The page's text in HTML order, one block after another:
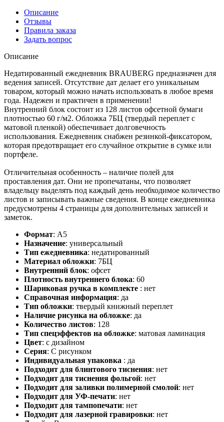
Описание
Отзывы
Правила заказа
Задать вопрос
Описание
Недатированный ежедневник BRAUBERG предназначен для
ведения записей. Отсутствие дат делает его уникальным
товаром, который можно начать использовать в любое время
года. Надежен и практичен в применении!
Внутренний блок состоит из 128 листов офсетной бумаги
плотностью 60 г/м2. Обложка 7БЦ (твердый переплет с
матовой пленкой) обеспечивает долговечность
использования. Ежедневник снабжен резинкой-фиксатором,
которая предотвращает его случайное открытие в сумке или
портфеле.
Отличительная особенность – наличие полей для
проставления дат. Они не пропечатаны, что позволяет
владельцу выделять под каждый день необходимое количество
листов и записывать важные сведения. В конце ежедневника
предусмотрены 4 страницы для дополнительных записей и
заметок.
Формат: А5
Назначение: универсальный
Тип ежедневника: недатированный
Материал обложки: 7БЦ
Внутренний блок: офсет
Плотность внутреннего блока: 60
Шариковая ручка в комплекте : нет
Справочная информация: да
Тип обложки: твердый книжный переплет
Наличие рисунка на обложке: да
Количество листов: 128
Тип спецэффектов на обложке: матовая ламинация
Цвет: с дизайном
Серия: C рисунком
Индивидуальная упаковка : да
Подходит для блинтового тиснения: нет
Подходит для тиснения фольгой: нет
Подходит для заливки полимерной смолой: нет
Подходит для УФ-печати: нет
Подходит для тампопечати: нет
Подходит для лазерной гравировки: нет